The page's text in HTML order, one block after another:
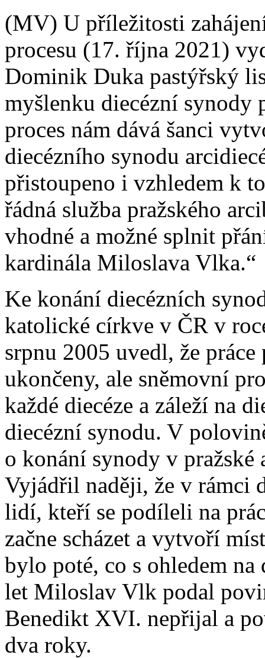
(MV) U příležitosti
procesu (17. října 2021)
Dominik Duka pastýřský
myšlenku diecézní synody
proces nám dává šanci
diecézního synodu
přistoupeno i vzhledem k
řádná služba pražského
vhodné a možné splnit
kardinála Miloslava Vlka.“
Ke konání diecézních
katolické církve v ČR v
srpnu 2005 uvedl, že
ukončeny, ale sněmovní
každé diecéze a záleží na
diecézní synodu. V
o konání synody v
Vyjádřil naději, že v rámci
lidí, kteří se podíleli na
začne scházet a vytvoří
bylo poté, co s ohledem
let Miloslav Vlk podal
Benedikt XVI. nepřijal a
dva roky.